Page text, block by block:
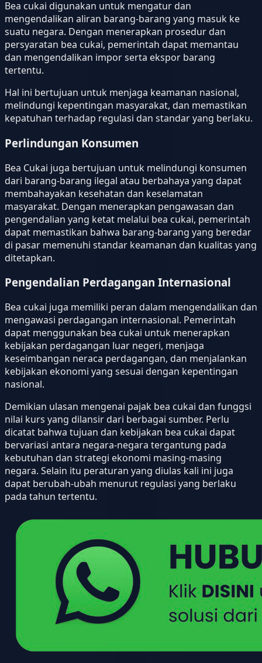
Bea cukai digunakan untuk mengatur dan
mengendalikan aliran barang-barang yang masuk ke
suatu negara. Dengan menerapkan prosedur dan
persyaratan bea cukai, pemerintah dapat memantau
dan mengendalikan impor serta ekspor barang
tertentu.
Hal ini bertujuan untuk menjaga keamanan nasional,
melindungi kepentingan masyarakat, dan memastikan
kepatuhan terhadap regulasi dan standar yang berlaku.
Perlindungan Konsumen
Bea Cukai juga bertujuan untuk melindungi konsumen
dari barang-barang ilegal atau berbahaya yang dapat
membahayakan kesehatan dan keselamatan
masyarakat. Dengan menerapkan pengawasan dan
pengendalian yang ketat melalui bea cukai, pemerintah
dapat memastikan bahwa barang-barang yang beredar
di pasar memenuhi standar keamanan dan kualitas yang
ditetapkan.
Pengendalian Perdagangan Internasional
Bea cukai juga memiliki peran dalam mengendalikan dan
mengawasi perdagangan internasional. Pemerintah
dapat menggunakan bea cukai untuk menerapkan
kebijakan perdagangan luar negeri, menjaga
keseimbangan neraca perdagangan, dan menjalankan
kebijakan ekonomi yang sesuai dengan kepentingan
nasional.
Demikian ulasan mengenai pajak bea cukai dan funggsi
nilai kurs yang dilansir dari berbagai sumber. Perlu
dicatat bahwa tujuan dan kebijakan bea cukai dapat
bervariasi antara negara-negara tergantung pada
kebutuhan dan strategi ekonomi masing-masing
negara. Selain itu peraturan yang diulas kali ini juga
dapat berubah-ubah menurut regulasi yang berlaku
pada tahun tertentu.